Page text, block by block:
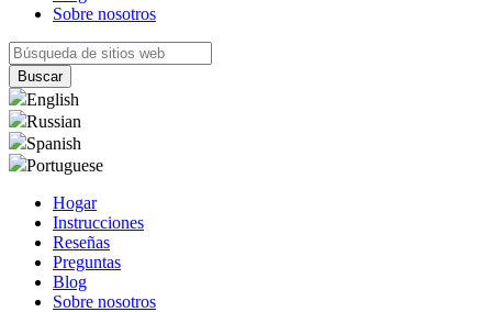
Sobre nosotros
English
Russian
Spanish
Portuguese
Hogar
Instrucciones
Reseñas
Preguntas
Blog
Sobre nosotros